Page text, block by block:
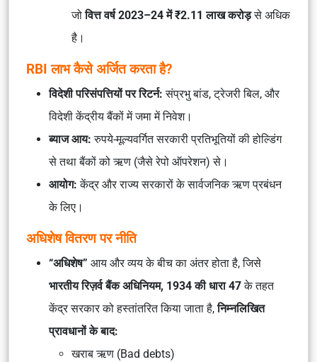
जोवित्त वर्ष 2023–24 में ₹2.11 लाख करोड़से अधिक
है।
RBI लाभ कैसे अर्जित करता है?
विदेशी परिसंपत्तियों पर रिटर्न: संप्रभु बांड, ट्रेजरी बिल, और
विदेशी केंद्रीय बैंकों में जमा में निवेश।
ब्याज आय: रुपये-मूल्यवर्गित सरकारी प्रतिभूतियों की होल्डिंग
से तथा बैंकों को ऋण (जैसे रेपो ऑपरेशन) से।
आयोग: केंद्र और राज्य सरकारों के सार्वजनिक ऋण प्रबंधन
के लिए।
अधिशेष वितरण पर नीति
“अधिशेष” आय और व्यय के बीच का अंतर होता है, जिसे
भारतीय रिज़र्व बैंक अधिनियम, 1934 की धारा 47के तहत
केंद्र सरकार को हस्तांतरित किया जाता है,निम्नलिखित
प्रावधानों के बाद:
खराब ऋण (Bad debts)